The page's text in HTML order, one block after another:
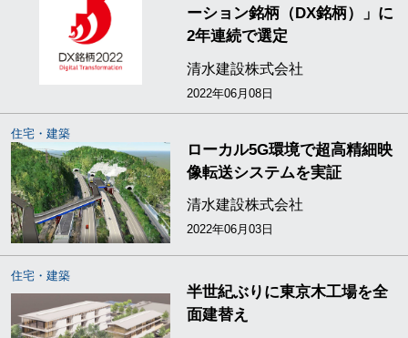
ーション銘柄（DX銘柄）」に
2年連続で選定
清水建設株式会社
2022年06月08日
住宅・建築
ローカル5G環境で超高精細映
像転送システムを実証
清水建設株式会社
2022年06月03日
住宅・建築
半世紀ぶりに東京木工場を全
面建替え